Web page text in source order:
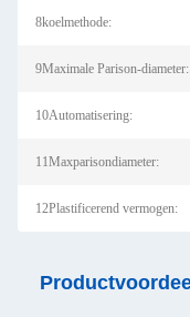
8koelmethode:
9Maximale Parison-diameter:
10Automatisering:
11Maxparisondiameter:
12Plastificerend vermogen: